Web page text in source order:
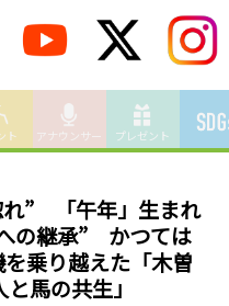
ト アナウンサー プレゼント
れ” 「午年」生まれ
の継承” かつては
乗り越えた「木曽
馬の共生」